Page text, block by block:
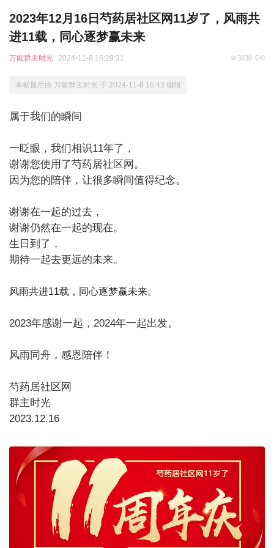
2023年12月16日芍药居社区网11岁了，风雨共
进11载，同心逐梦赢未来
万能群主时光 2024-11-8 16:29:31 3030 0
本帖最后由 万能群主时光 于 2024-11-8 16:43 编辑
属于我们的瞬间
一眨眼，我们相识11年了，
谢谢您使用了芍药居社区网。
因为您的陪伴，让很多瞬间值得纪念。
谢谢在一起的过去，
谢谢仍然在一起的现在。
生日到了，
期待一起去更远的未来。
风雨共进11载，同心逐梦赢未来。
2023年感谢一起，2024年一起出发。
风雨同舟，感恩陪伴！
芍药居社区网
群主时光
2023.12.16